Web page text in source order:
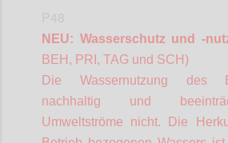
NEU: Wasserschutz und -
BEH, PRI, TAG und SCH)
Die Wassernutzung des
nachhaltig und
Umweltströme nicht. Die